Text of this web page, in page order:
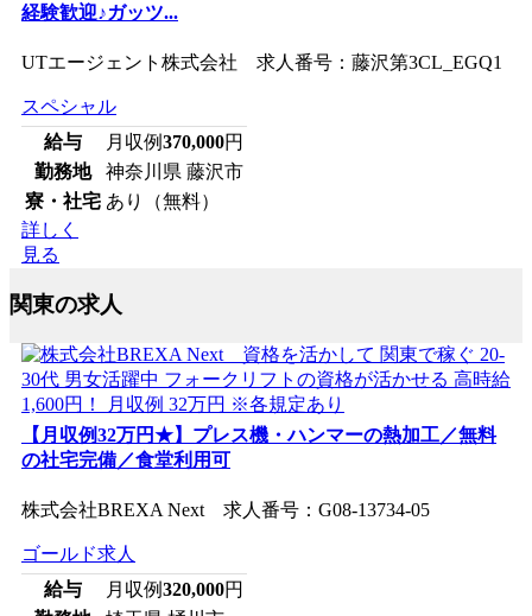
経験歓迎♪ガッツ...
UTエージェント株式会社 求人番号：藤沢第3CL_EGQ1
スペシャル
給与
月収例370,000円
勤務地
神奈川県 藤沢市
寮・社宅 あり（無料）
詳しく
見る
関東の求人
【月収例32万円★】プレス機・ハンマーの熱加工／無料
の社宅完備／食堂利用可
株式会社BREXA Next 求人番号：G08-13734-05
ゴールド求人
給与
月収例320,000円